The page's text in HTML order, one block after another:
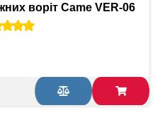
воріт Came VER-06